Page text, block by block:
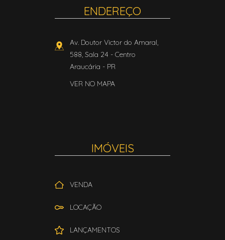
ENDEREÇO
Av. Doutor Victor do Amaral,
588, Sala 24 - Centro
Araucária - PR
VER NO MAPA
IMÓVEIS
VENDA
LOCAÇÃO
LANÇAMENTOS